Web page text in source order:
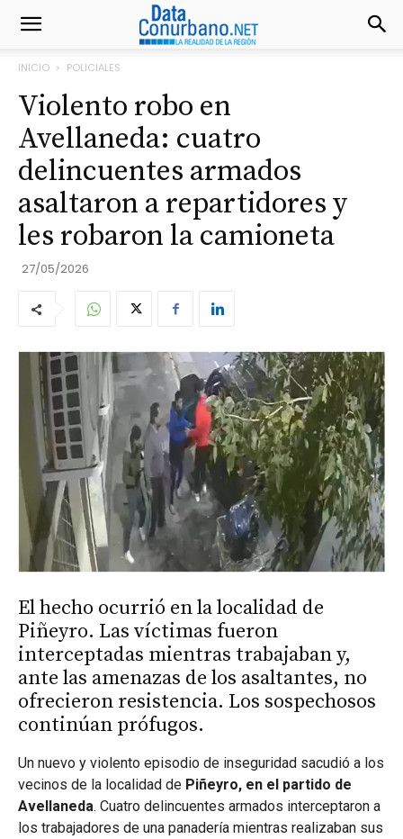
INICIO POLICIALES
Violento robo en
Avellaneda: cuatro
delincuentes armados
asaltaron a repartidores y
les robaron la camioneta
27/05/2026
El hecho ocurrió en la localidad de
Piñeyro. Las víctimas fueron
interceptadas mientras trabajaban y,
ante las amenazas de los asaltantes, no
ofrecieron resistencia. Los sospechosos
continúan prófugos.
Un nuevo y violento episodio de inseguridad sacudió a los
vecinos de la localidad de Piñeyro, en el partido de
Avellaneda. Cuatro delincuentes armados interceptaron a
los trabajadores de una panadería mientras realizaban sus